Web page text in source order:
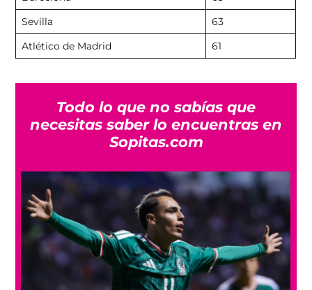
Sevilla
63
Atlético de Madrid
61
Todo lo que no sabías que
necesitas saber lo encuentras en
Sopitas.com